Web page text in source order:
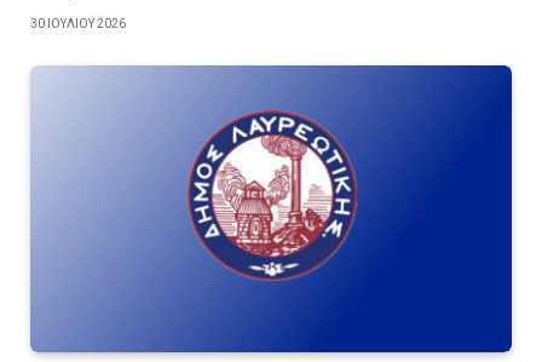
30 ΙΟΥΛΊΟΥ 2026